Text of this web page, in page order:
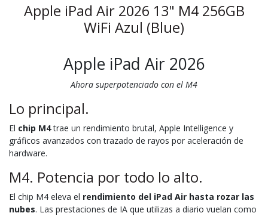
Apple iPad Air 2026 13" M4 256GB
WiFi Azul (Blue)
Apple iPad Air 2026
Ahora superpotenciado con el M4
Lo principal.
El chip M4trae un rendimiento brutal, Apple Intelligence y
gráficos avanzados con trazado de rayos por aceleración de
hardware.
M4. Potencia por todo lo alto.
El chip M4 eleva el rendimiento del iPad Air hasta rozar las
nubes. Las prestaciones de IA que utilizas a diario vuelan como